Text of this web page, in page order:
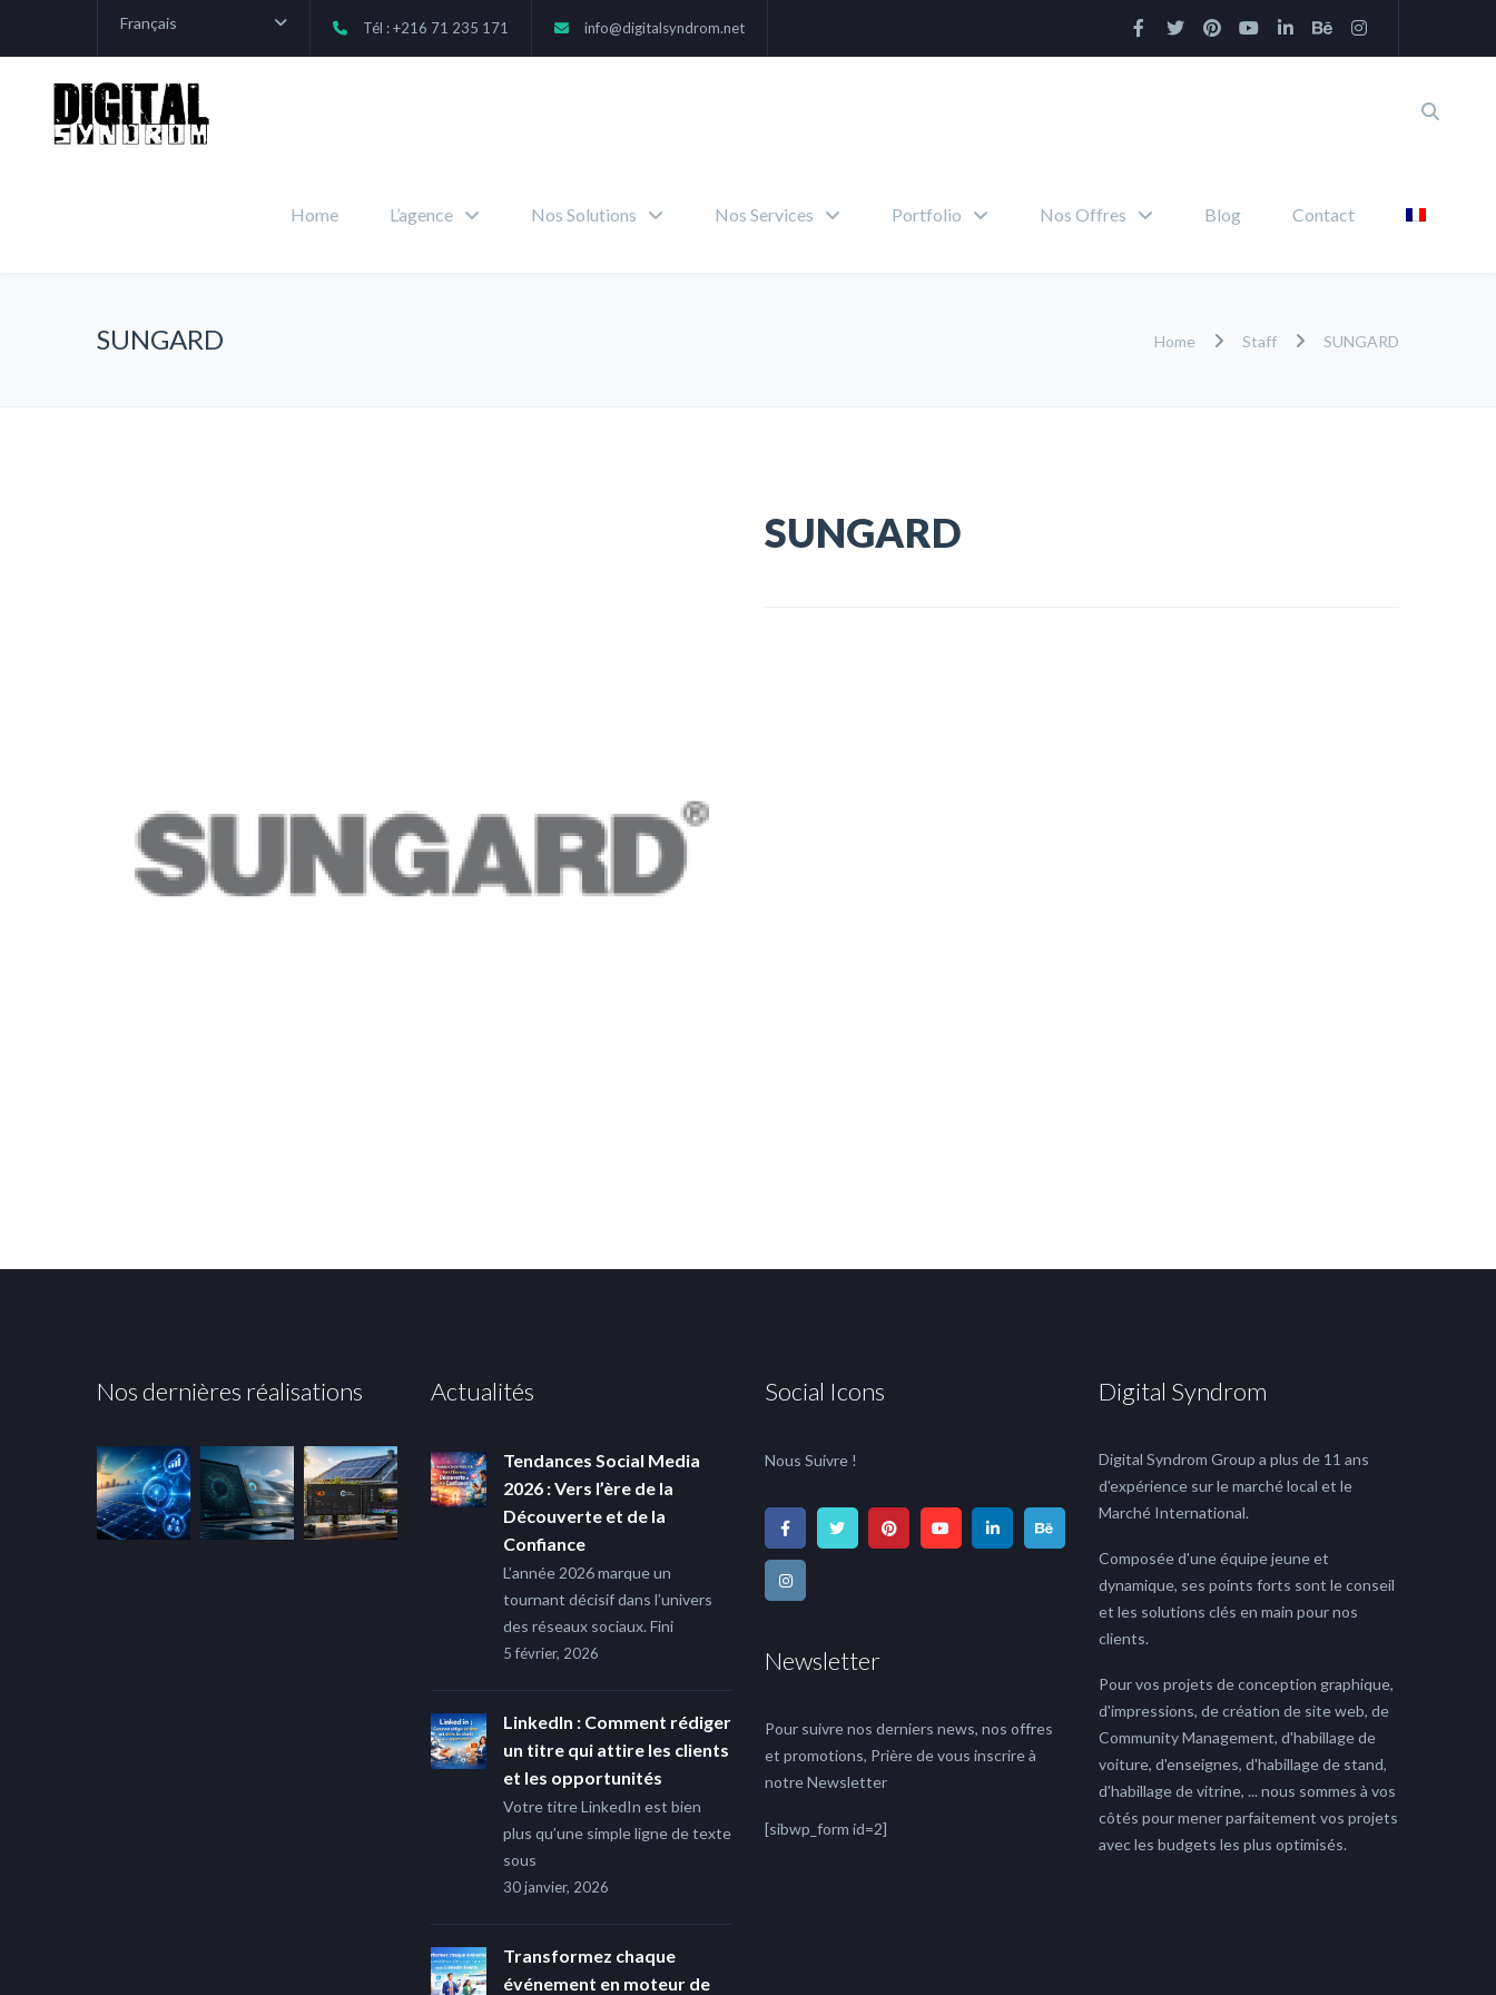
Français Tél : +216 71 235 171 info@digitalsyndrom.net
Home L’agence Nos Solutions Nos Services Portfolio Nos Offres Blog Contact
SUNGARD Home Staff SUNGARD
SUNGARD
Nos dernières réalisations Actualités
Tendances Social Media
2026 : Vers l’ère de la
Découverte et de la
Confiance
L’année 2026 marque un
tournant décisif dans l’univers
des réseaux sociaux. Fini
5 février, 2026
LinkedIn : Comment rédiger
un titre qui attire les clients
et les opportunités
Votre titre LinkedIn est bien
plus qu’une simple ligne de texte
sous
30 janvier, 2026
Transformez chaque
événement en moteur de
Social Icons
Nous Suivre !
Newsletter
Pour suivre nos derniers news, nos offres
et promotions, Prière de vous inscrire à
notre Newsletter
[sibwp_form id=2]
Digital Syndrom
Digital Syndrom Group a plus de 11 ans
d'expérience sur le marché local et le
Marché International.
Composée d'une équipe jeune et
dynamique, ses points forts sont le conseil
et les solutions clés en main pour nos
clients.
Pour vos projets de conception graphique,
d'impressions, de création de site web, de
Community Management, d'habillage de
voiture, d'enseignes, d'habillage de stand,
d'habillage de vitrine, ... nous sommes à vos
côtés pour mener parfaitement vos projets
avec les budgets les plus optimisés.